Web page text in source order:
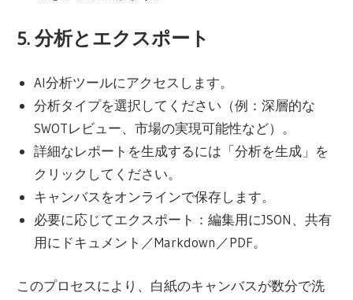
5. 分析とエクスポート
AI分析ツールにアクセスします。
分析タイプを選択してください（例：深層的な
SWOTレビュー、市場の実現可能性など）。
詳細なレポートを生成するには「分析を生成」を
クリックしてください。
キャンバスをオンラインで保存します。
必要に応じてエクスポート：編集用にJSON、共有
用にドキュメント／Markdown／PDF。
このプロセスにより、白紙のキャンバスが数分で洗